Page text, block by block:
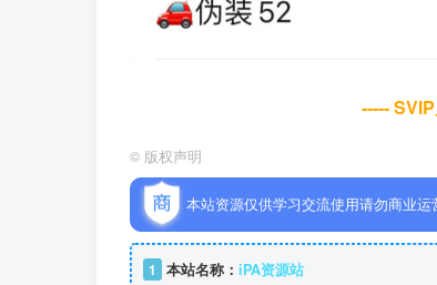
-----
© 版权声明
本站资源仅供学习交流使用请勿商业
1 本站名称： iPA资源站